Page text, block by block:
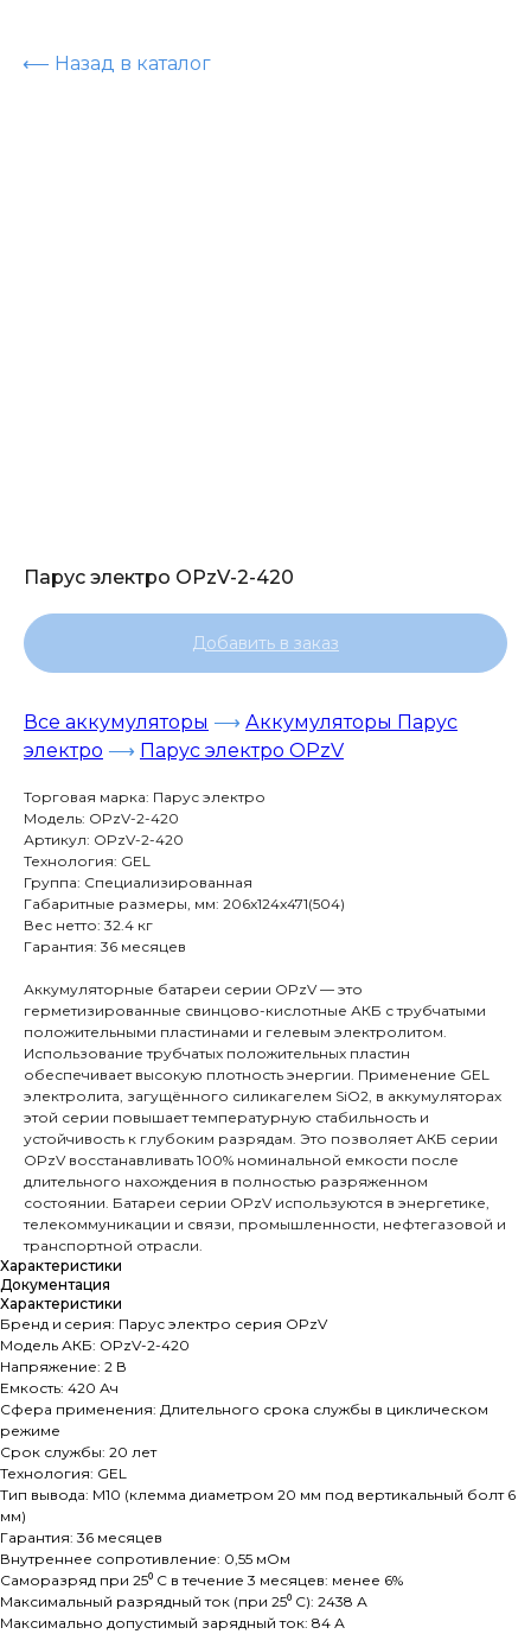
⟵ Назад в каталог
Парус электро OPzV-2-420
Добавить в заказ
Все аккумуляторы ⟶ Аккумуляторы Парус
электро ⟶ Парус электро OPzV
Торговая марка: Парус электро
Модель: OPzV-2-420
Артикул: OPzV-2-420
Технология: GEL
Группа: Специализированная
Габаритные размеры, мм: 206x124x471(504)
Вес нетто: 32.4 кг
Гарантия: 36 месяцев
Аккумуляторные батареи серии OPzV — это
герметизированные свинцово-кислотные АКБ с трубчатыми
положительными пластинами и гелевым электролитом.
Использование трубчатых положительных пластин
обеспечивает высокую плотность энергии. Применение GEL
электролита, загущённого силикагелем SiO2, в аккумуляторах
этой серии повышает температурную стабильность и
устойчивость к глубоким разрядам. Это позволяет АКБ серии
OPzV восстанавливать 100% номинальной емкости после
длительного нахождения в полностью разряженном
состоянии. Батареи серии OPzV используются в энергетике,
телекоммуникации и связи, промышленности, нефтегазовой и
транспортной отрасли.
Характеристики
Документация
Характеристики
Бренд и cерия: Парус электро серия OPzV
Модель АКБ: OPzV-2-420
Напряжение: 2 В
Емкость: 420 Ач
Сфера применения: Длительного срока службы в циклическом
режиме
Срок службы: 20 лет
Технология: GEL
Тип вывода: M10 (клемма диаметром 20 мм под вертикальный болт 6
мм)
Гарантия: 36 месяцев
Внутреннее сопротивление: 0,55 мОм
Саморазряд при 25⁰ С в течение 3 месяцев: менее 6%
Максимальный разрядный ток (при 25⁰ С): 2438 А
Максимально допустимый зарядный ток: 84 А